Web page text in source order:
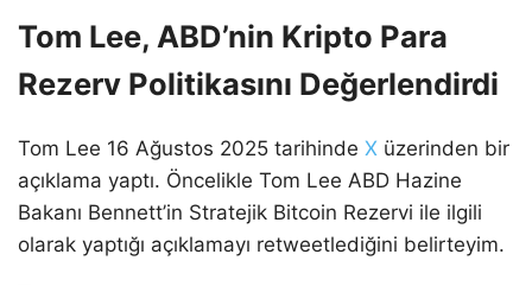
Tom Lee, ABD’nin Kripto Para
Rezerv Politikasını Değerlendirdi
Tom Lee 16 Ağustos 2025 tarihinde X üzerinden bir
açıklama yaptı. Öncelikle Tom Lee ABD Hazine
Bakanı Bennett’in Stratejik Bitcoin Rezervi ile ilgili
olarak yaptığı açıklamayı retweetlediğini belirteyim.